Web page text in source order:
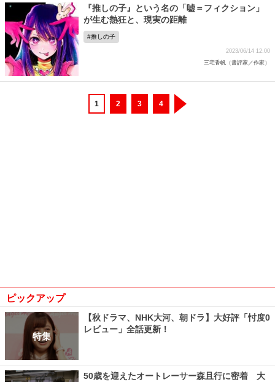
『推しの子』という名の「嘘＝フィクション」
が生む熱狂と、現実の距離
推しの子
2023/06/14 12:00
三宅香帆（書評家／作家）
1 2 3 4
ピックアップ
特集
【秋ドラマ、NHK大河、朝ドラ】大好評「忖度0
レビュー」全話更新！
50歳を迎えたオートレーサー森且行に密着 大